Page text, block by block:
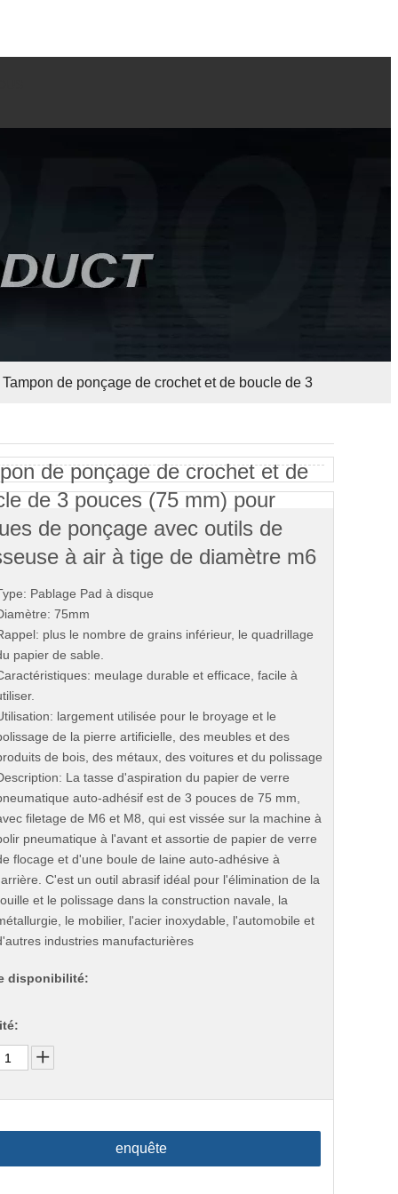
Tampon de ponçage de crochet et de boucle de 3
de ponçage de crochet et de
de 3 pouces (75 mm) pour
de ponçage avec outils de
à air à tige de diamètre m6
Pablage Pad à disque
75mm
plus le nombre de grains inférieur, le quadrillage
papier de sable.
meulage durable et efficace, facile à
largement utilisée pour le broyage et le
de la pierre artificielle, des meubles et des
de bois, des métaux, des voitures et du polissage
La tasse d'aspiration du papier de verre
auto-adhésif est de 3 pouces de 75 mm,
filetage de M6 et M8, qui est vissée sur la machine à
pneumatique à l'avant et assortie de papier de verre
flocage et d'une boule de laine auto-adhésive à
C'est un outil abrasif idéal pour l'élimination de la
et le polissage dans la construction navale, la
le mobilier, l'acier inoxydable, l'automobile et
industries manufacturières
disponibilité:
enquête